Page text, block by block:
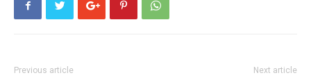
Previous article Next article